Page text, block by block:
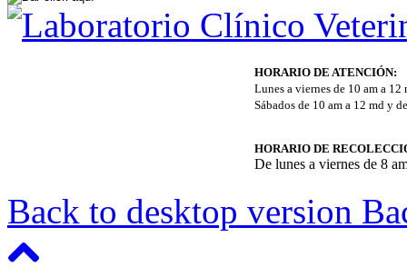
HORARIO DE ATENCIÓN:
Lunes a viernes de 10 am a 12
Sábados de 10 am a 12 md y
HORARIO DE
De lunes a viernes de 8
Back to desktop version